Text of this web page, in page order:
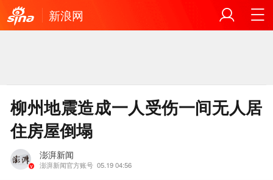
新浪网
柳州地震造成一人受伤一间无人居
住房屋倒塌
澎湃新闻
澎湃新闻官方账号 05.19 04:56